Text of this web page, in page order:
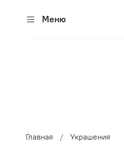
Меню
Главная Украшения